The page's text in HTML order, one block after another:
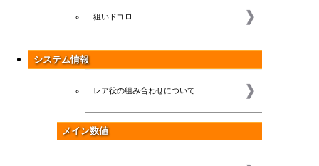
狙いドコロ
システム情報
レア役の組み合わせについて
メイン数値